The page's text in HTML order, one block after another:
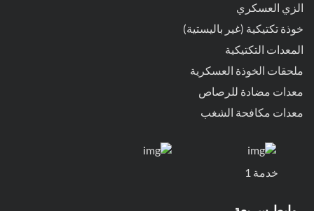
الزي العسكري
خوذة تكتيكية (غير باليستية)
المعدات التكتيكية
ملحقات الخوذة العسكرية
معدات مضادة للرصاص
معدات مكافحة الشغب
خدمة 1